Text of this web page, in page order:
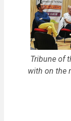
Tribune of
with on the